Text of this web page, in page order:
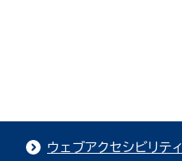
ウェブアクセシビリティ